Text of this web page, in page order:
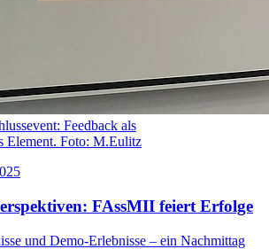
Feedback als
Element. Foto: M.Eulitz
FAssMII feiert Erfolge
und Demo-Erlebnisse – ein Nachmittag